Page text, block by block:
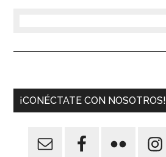
¡CONÉCTATE CON NOSOTROS!